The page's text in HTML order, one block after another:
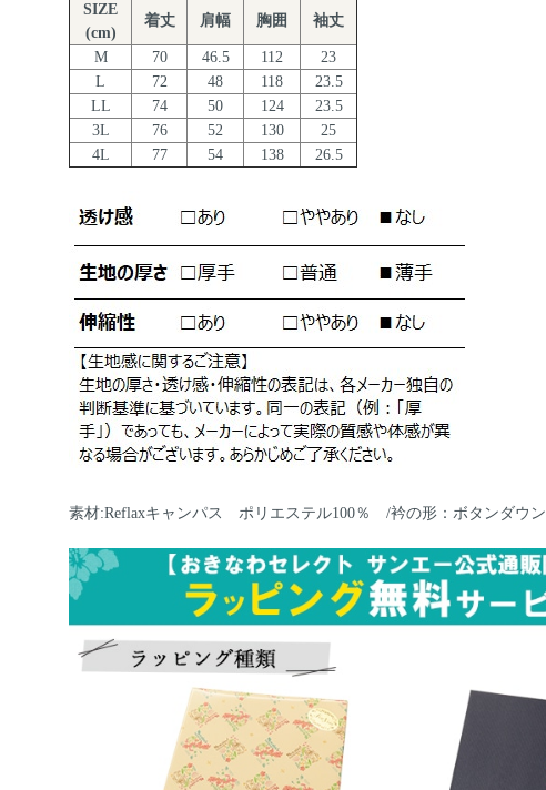
SIZE
(cm)
着丈 肩幅 胸囲 袖丈
M 70 46.5 112
23
L
72 48 118
23.5
LL
74 50 124
23.5
3L
76 52 130
25
4L
77 54 138 26.5
素材:Reflaxキャンパス ポリエステル100％ /衿の形：ボタンダウン